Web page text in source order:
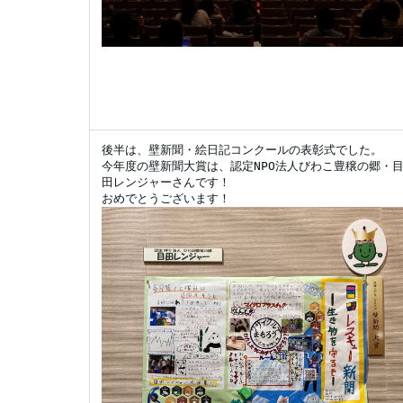
後半は、壁新聞・絵日記コンクールの表彰式でした。
今年度の壁新聞大賞は、認定NPO法人びわこ豊穣の郷・目
田レンジャーさんです！
おめでとうございます！